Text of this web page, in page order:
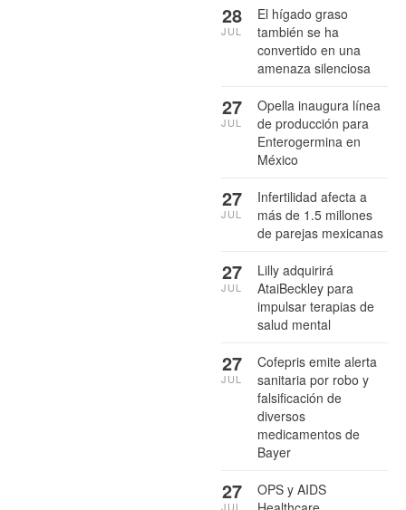
El hígado graso
también se ha
convertido en una
amenaza silenciosa
28
JUL
Opella inaugura línea
de producción para
Enterogermina en
México
27
JUL
Infertilidad afecta a
más de 1.5 millones
de parejas mexicanas
27
JUL
Lilly adquirirá
AtaiBeckley para
impulsar terapias de
salud mental
27
JUL
Cofepris emite alerta
sanitaria por robo y
falsificación de
diversos
medicamentos de
Bayer
27
JUL
OPS y AIDS
27
JUL